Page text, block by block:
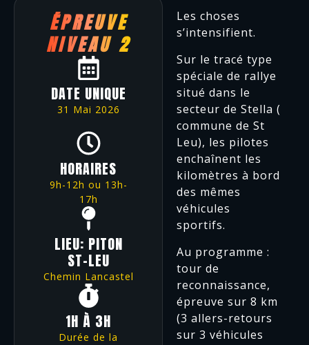
ÉPREUVE
NIVEAU 2
DATE UNIQUE
31 Mai 2026
HORAIRES
9h-12h ou 13h-
17h
LIEU: PITON
ST-LEU
Chemin Lancastel
1H À 3H
Durée de la
Les choses
s’intensifient.
Sur le tracé type
spéciale de rallye
situé dans le
secteur de Stella (
commune de St
Leu), les pilotes
enchaînent les
kilomètres à bord
des mêmes
véhicules
sportifs.
Au programme :
tour de
reconnaissance,
épreuve sur 8 km
(3 allers-retours
sur 3 véhicules